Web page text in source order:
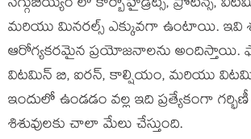
మరియు మినరల్స్ ఎక్కువగా ఉంటాయి. ఇవి
ఆరోగ్యకరమైన ప్రయోజనాలను
విటమిన్ బి, ఐరన్, కాల్షియం, మరియు
ఇందులో ఉండడం వల్ల ఇది ప్రత్యేకంగా గర్భిణీ
శిశువులకు చాలా మేలు చేస్తుంది.